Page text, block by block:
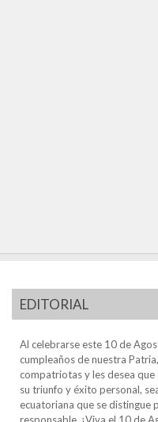
EDITORIAL
Al celebrarse este 10 de
cumpleaños de nuestra
compatriotas y les desea
su triunfo y éxito personal,
ecuatoriana que se distingue